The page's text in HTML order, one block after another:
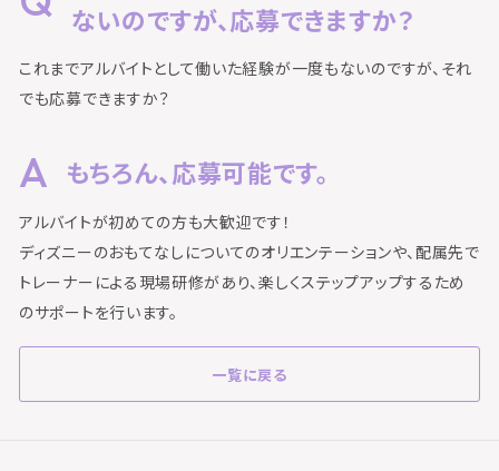
ないのですが、応募できますか？
これまでアルバイトとして働いた経験が一度もないのですが、それ
でも応募できますか？
もちろん、応募可能です。
アルバイトが初めての方も大歓迎です！
ディズニーのおもてなしについてのオリエンテーションや、配属先で
トレーナーによる現場研修があり、楽しくステップアップするため
のサポートを行います。
一覧に戻る